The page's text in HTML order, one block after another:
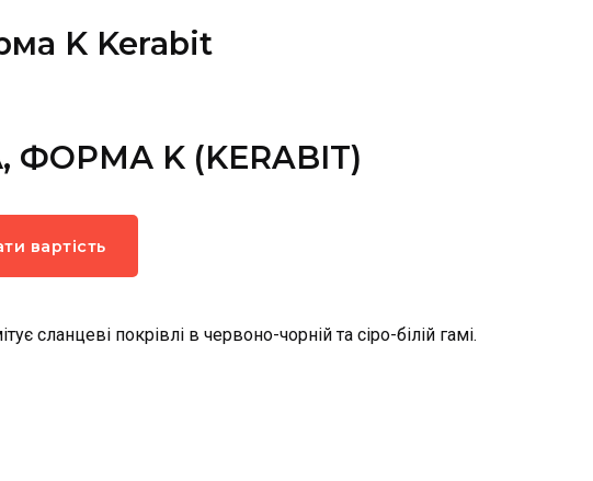
K Kerabit
ФОРМА K (KERABIT)
вартість
сланцеві покрівлі в червоно-чорній та сіро-білій гамі.